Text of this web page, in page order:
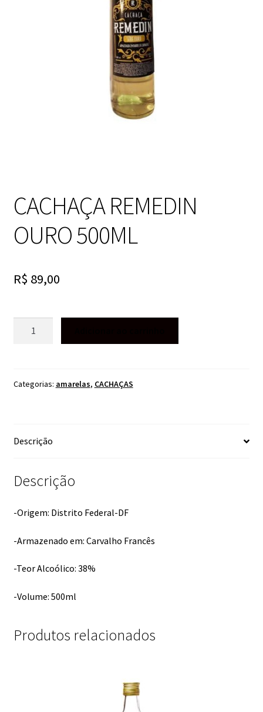
CACHAÇA REMEDIN
OURO 500ML
R$ 89,00
quantidade
Categorias: amarelas, CACHAÇAS
Descrição
Descrição
-Origem: Distrito Federal-DF
-Armazenado em: Carvalho Francês
-Teor Alcoólico: 38%
-Volume: 500ml
Produtos relacionados